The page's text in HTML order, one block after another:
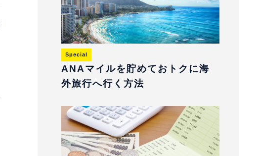
Special
ANAマイルを貯めておトクに海
外旅行へ行く方法